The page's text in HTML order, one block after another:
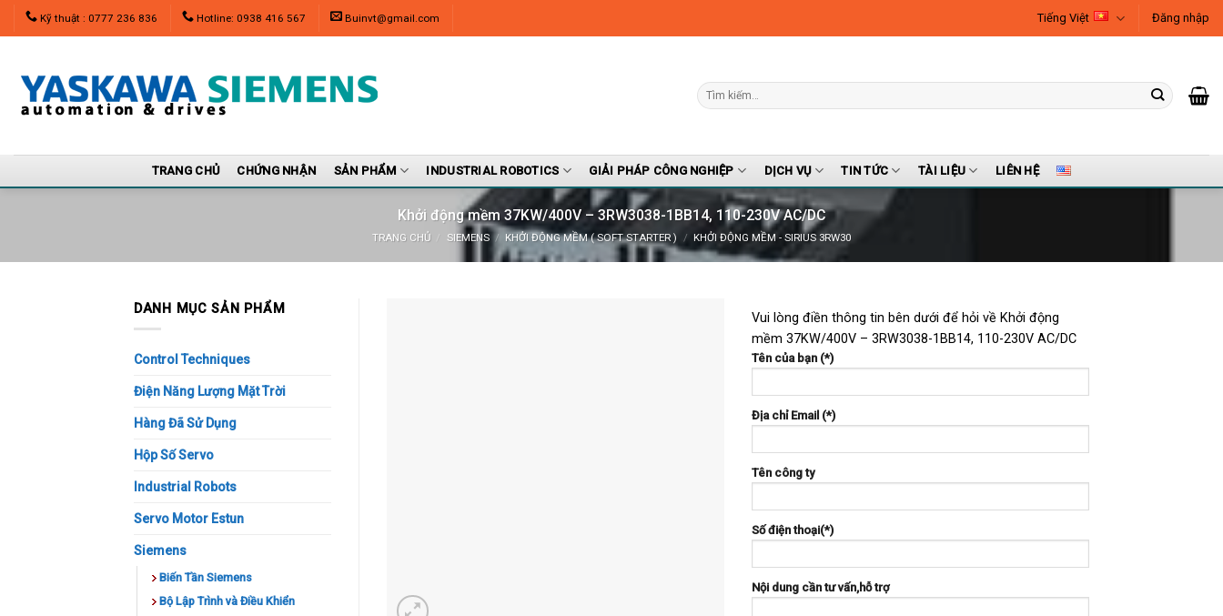
Kỹ thuật : 0777 236 836 Hotline: 0938 416 567 Buinvt@gmail.com Tiếng Việt Đăng nhập
TRANG CHỦ CHỨNG NHẬN SẢN PHẨM INDUSTRIAL ROBOTICS GIẢI PHÁP CÔNG NGHIỆP DỊCH VỤ TIN TỨC TÀI LIỆU LIÊN HỆ
Khởi động mềm 37KW/400V – 3RW3038-1BB14, 110-230V AC/DC
TRANG CHỦ / SIEMENS / KHỞI ĐỘNG MỀM ( SOFT STARTER ) / KHỞI ĐỘNG MỀM - SIRIUS 3RW30
Vui lòng điền thông tin bên dưới để hỏi về Khởi động
mềm 37KW/400V – 3RW3038-1BB14, 110-230V AC/DC
Tên của bạn (*)
Địa chỉ Email (*)
Tên công ty
Số điện thoại(*)
Nội dung cần tư vấn,hỗ trợ
DANH MỤC SẢN PHẨM
Control Techniques
Điện Năng Lượng Mặt Trời
Hàng Đã Sử Dụng
Hộp Số Servo
Industrial Robots
Servo Motor Estun
Siemens
Biến Tần Siemens
Bộ Lập Trình và Điều Khiển